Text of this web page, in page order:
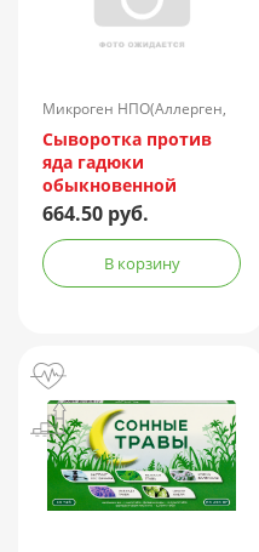
Микроген НПО(Аллерген,
г.Ставрополь)/Россия
Сыворотка против
яда гадюки
обыкновенной
лошадиная
очищенная
концентрированная
жидкая амп.(р-р д/
664.50 руб.
В корзину